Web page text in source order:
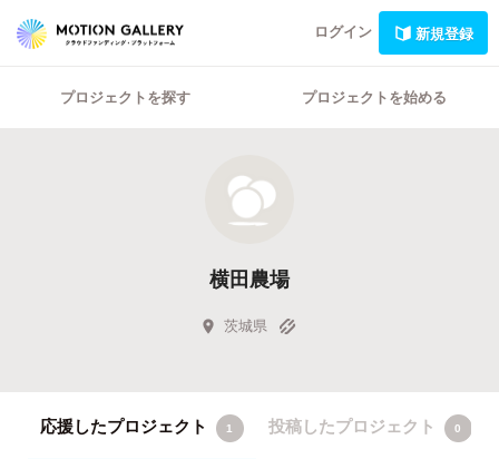
ログイン 新規登録
プロジェクトを探す プロジェクトを始める
横田農場
茨城県
応援したプロジェクト 1 投稿したプロジェクト 0